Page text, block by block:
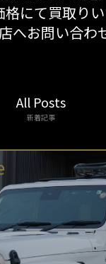
にて買取りい
へお問い合わ
All Posts
新着記事